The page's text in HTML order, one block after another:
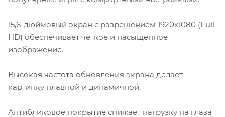
15,6-дюймовый экран с разрешением 1920x1080 (Full
HD) обеспечивает четкое и насыщенное
изображение.
Высокая частота обновления экрана делает
картинку плавной и динамичной.
Антибликовое покрытие снижает нагрузку на глаза